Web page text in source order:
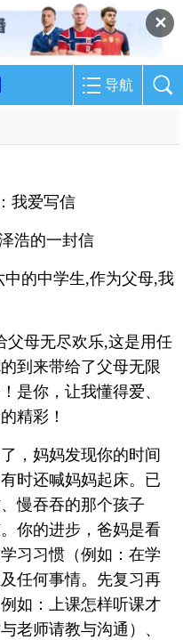
✕
导航
我爱写信
浩的一封信
的中学生,作为父母,我
父母无尽欢乐,这是用任
到来带给了父母无限
是你，让我懂得爱、
精彩！
，妈妈发现你的时间
时还喊妈妈起床。已
慢吞吞的那个孩子
你的进步，爸妈是看
习习惯（例如：在学
任何事情。先复习再
如：上课怎样听课才
老师请教与沟通）、